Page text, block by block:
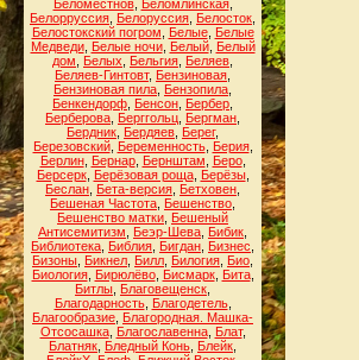
Беломестнов, Беломлинская,
Белорруссия Белоруссия Белосток
Белостокский погром
Белые, Белые
Медведи, Белые ночи, Белый, Белый
дом
Белых Бельгия Беляев
Беляев-Гинтовт, Бензиновая
Бензиновая пила Бензопила
Бенкендорф Бенсон Бербер
Берберова Берггольц Бергман
Бердник Бердяев Берег,
Березовский, Беременность, Берия,
Берлин, Бернар, Бернштам Беро,
Берсерк, Берёзовая роща, Берёзы,
Беслан Бета-версия Бетховен
Бешеная Частота Бешенство
Бешенство матки Бешеный
Антисемитизм
Беэр-Шева Бибик
Библиотека Библия Бигдан Бизнес
Бизоны Бикнел Билл Билогия Био
Биология, Бирюлёво, Бисмарк, Бита,
Битлы Благовещенск
Благодарность, Благодетель,
Благообразие Благородная. Машка-
Отсосашка, Благославенна, Блат,
Блатняк Бледный Конь Блейк